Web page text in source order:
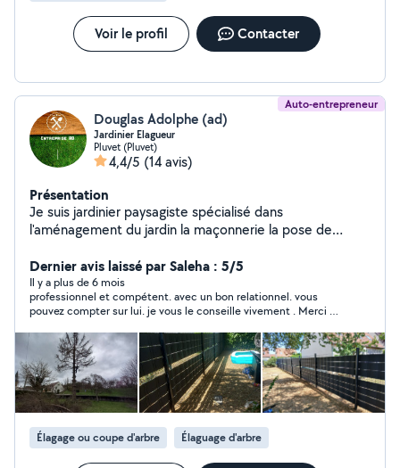
Voir le profil Contacter
Auto-entrepreneur
Douglas Adolphe (ad)
Jardinier Elagueur
Pluvet (Pluvet)
4,4/5 (14 avis)
Présentation
Je suis jardinier paysagiste spécialisé dans
l'aménagement du jardin la maçonnerie la pose de
arbustes et autres spécialisé dans l'élagage d'arbre et
aussi dans la taille des arbres fruitiers je fais ce métier
de puis plus de 5 ans travail sérieux et soigné
Dernier avis laissé par Saleha : 5/5
Il y a plus de 6 mois
professionnel et compétent. avec un bon relationnel. vous
pouvez compter sur lui. je vous le conseille vivement . Merci à
Élagage ou coupe d'arbre Élaguage d'arbre